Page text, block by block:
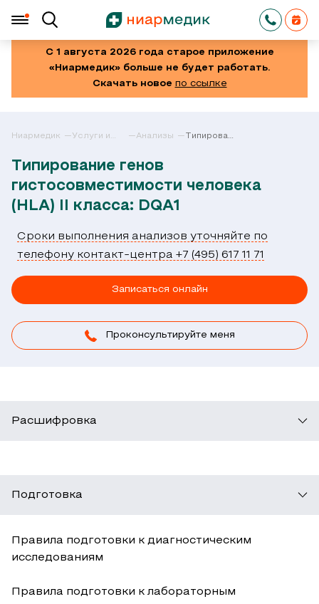
С 1 августа 2026 года старое приложение
«Ниармедик» больше не будет работать.
Скачать новое по ссылке
Ниармедик
Услуги и
Анализы
Типирование
класса:
Типирование генов
гистосовместимости человека
(HLA) II класса: DQA1
Сроки выполнения анализов уточняйте по
телефону контакт-центра +7 (495) 617 11 71
Записаться онлайн
Проконсультируйте меня
Расшифровка
Подготовка
Правила подготовки к диагностическим
исследованиям
Правила подготовки к лабораторным